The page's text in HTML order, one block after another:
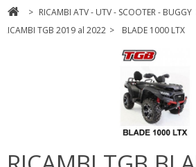
> RICAMBI ATV - UTV - SCOOTER - BUGGY
RICAMBI TGB 2019 al 2022 > BLADE 1000 LTX